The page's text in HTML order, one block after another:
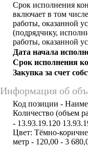
Срок исполнения
включает в том
работы, оказанной
(подрядчику,
работы, оказанной
Дата начала
Срок исполнения
Закупка за счет
Информация об
Код позиции -
Количество (объем
- 13.93.19.120
Цвет: Тёмно-
метр - 120,00 - 3